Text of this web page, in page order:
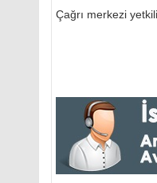
Çağrı merkezi